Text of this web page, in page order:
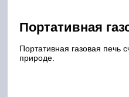
Портативная
Портативная газовая печь
природе.